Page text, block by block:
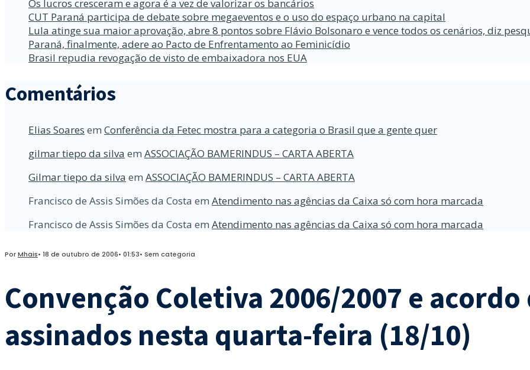
Os lucros cresceram e agora é a vez de valorizar os bancários
CUT Paraná participa de debate sobre megaeventos e o uso do espaço urbano na capital
Lula atinge sua maior aprovação, abre 8 pontos sobre Flávio Bolsonaro e vence todos os cenários, diz
Paraná, finalmente, adere ao Pacto de Enfrentamento ao Feminicídio
Brasil repudia revogação de visto de embaixadora nos EUA
Comentários
Elias Soares em Conferência da Fetec mostra para a categoria o Brasil que a gente quer
gilmar tiepo da silva em ASSOCIAÇÃO BAMERINDUS – CARTA ABERTA
Gilmar tiepo da silva em ASSOCIAÇÃO BAMERINDUS – CARTA ABERTA
Francisco de Assis Simões da Costa em Atendimento nas agências da Caixa só com hora marcada
Francisco de Assis Simões da Costa em Atendimento nas agências da Caixa só com hora marcada
PorMhais• 18 de outubro de 2006• 01:53• Sem categoria
Convenção Coletiva 2006/2007 e acordo
assinados nesta quarta-feira (18/10)